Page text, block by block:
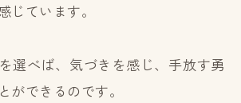
じています。
選べば、気づきを感じ、手放す勇
ができるのです。